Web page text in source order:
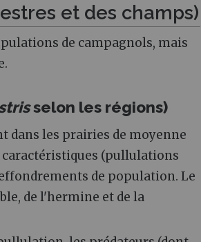
et des champs)
de campagnols, mais
selon les régions)
dans les prairies de moyenne
caractéristiques (pullulations
de population. Le
de l'hermine et de la